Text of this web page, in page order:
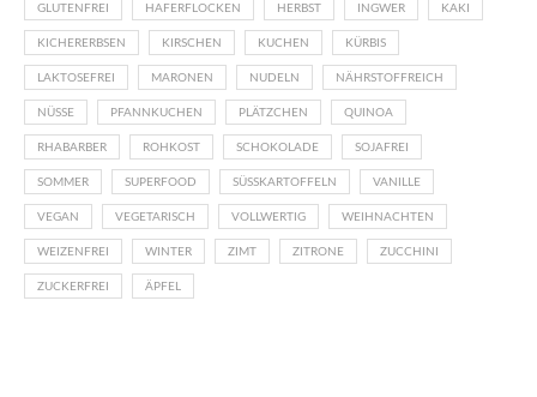
GLUTENFREI HAFERFLOCKEN HERBST INGWER KAKI
KICHERERBSEN KIRSCHEN KUCHEN KÜRBIS
LAKTOSEFREI MARONEN NUDELN NÄHRSTOFFREICH
NÜSSE PFANNKUCHEN PLÄTZCHEN QUINOA
RHABARBER ROHKOST SCHOKOLADE SOJAFREI
SOMMER SUPERFOOD SÜSSKARTOFFELN VANILLE
VEGAN VEGETARISCH VOLLWERTIG WEIHNACHTEN
WEIZENFREI WINTER ZIMT ZITRONE ZUCCHINI
ZUCKERFREI ÄPFEL